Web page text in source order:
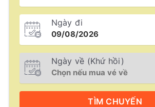
Ngày đi
Ngày về (Khứ hồi)
TÌM CHUYẾN